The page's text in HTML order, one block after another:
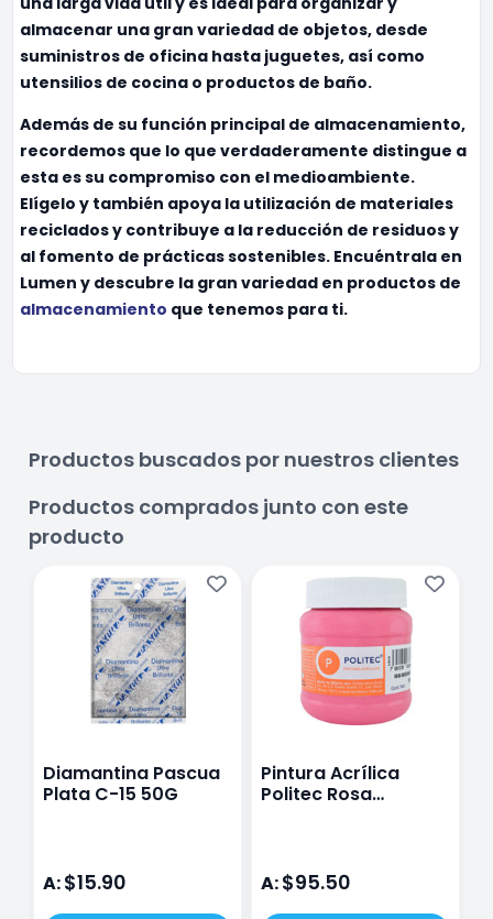
almacenar una gran variedad de objetos, desde
suministros de oficina hasta juguetes, así como
utensilios de cocina o productos de baño.
Además de su función principal de almacenamiento,
recordemos que lo que verdaderamente distingue a
esta es su compromiso con el medioambiente.
Elígelo y también apoya la utilización de materiales
reciclados y contribuye a la reducción de residuos y
al fomento de prácticas sostenibles. Encuéntrala en
Lumen y descubre la gran variedad en productos de
almacenamiento que tenemos para ti.
Productos buscados por nuestros clientes
Productos comprados junto con este
producto
Diamantina Pascua
Plata C-15 50G
A:$15.90
Pintura Acrílica
Politec Rosa
A:$95.50